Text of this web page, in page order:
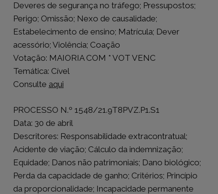
Deveres de segurança no tráfego; Pressupostos;
Perigo; Omissão; Nexo de causalidade;
Estabelecimento de ensino; Matrícula; Dever
acessório; Violência; Coação
Votação: MAIORIA COM * VOT VENC
Temática: Cível
Consulte aqui
PROCESSO N.º 1548/21.9T8PVZ.P1.S1
Data: 30 de abril
Descritores: Responsabilidade extracontratual;
Acidente de viação; Cálculo da indemnização;
Equidade; Danos não patrimoniais; Dano biológico;
Perda da capacidade de ganho; Critérios; Princípio
da proporcionalidade; Incapacidade permanente